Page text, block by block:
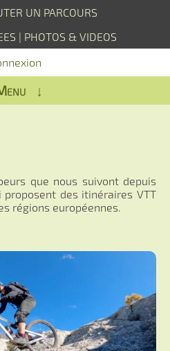
UN PARCOURS
| PHOTOS & VIDEOS
↓
que nous suivont depuis
des itinéraires VTT
régions européennes.